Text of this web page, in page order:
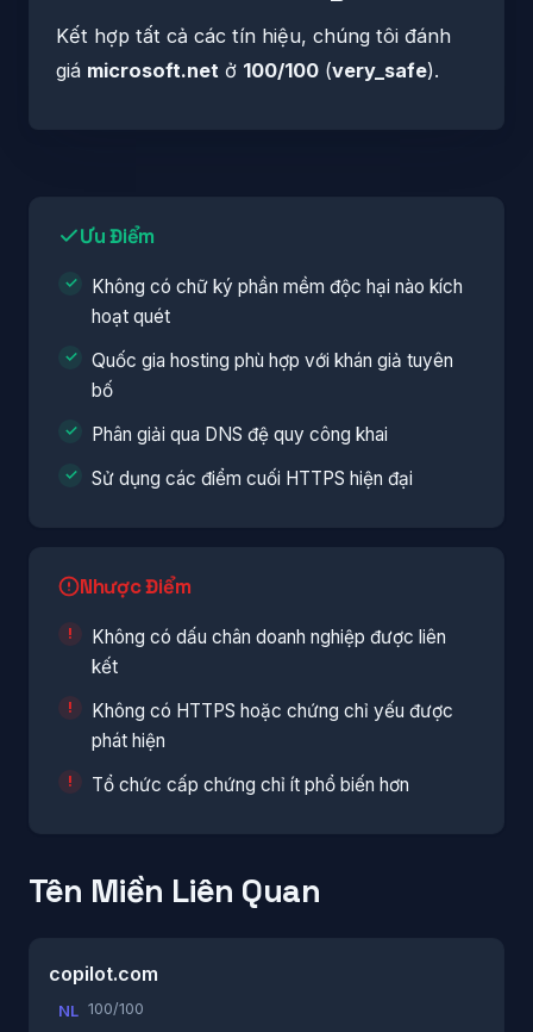
Kết hợp tất cả các tín hiệu, chúng tôi đánh
giá microsoft.net ở 100/100 (very_safe).
Ưu Điểm
Không có chữ ký phần mềm độc hại nào kích
hoạt quét
Quốc gia hosting phù hợp với khán giả tuyên
bố
Phân giải qua DNS đệ quy công khai
Sử dụng các điểm cuối HTTPS hiện đại
Nhược Điểm
Không có dấu chân doanh nghiệp được liên
kết
Không có HTTPS hoặc chứng chỉ yếu được
phát hiện
Tổ chức cấp chứng chỉ ít phổ biến hơn
Tên Miền Liên Quan
copilot.com
NL 100/100